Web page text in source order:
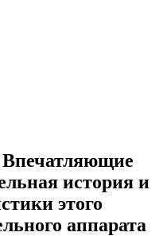
Впечатляющие
история и
этого
аппарата